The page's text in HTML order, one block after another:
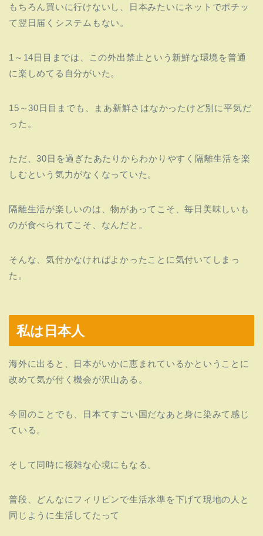
もちろん買いに行けないし、日本みたいにネットでポチッ
て翌日届くシステムもない。
1～14日目までは、この外出禁止という新鮮な環境を普通
に楽しめてる自分がいた。
15～30日目までも、まあ新鮮さはなかったけど別に平気だ
った。
ただ、30日を過ぎたあたりからわかりやすく隔離生活を楽
しむという気力がなくなっていた。
隔離生活が楽しいのは、物があってこそ、毎日美味しいも
のが食べられてこそ、なんだと。
そんな、気付かなければよかったことに気付いてしまっ
た。
私は日本人
海外に出ると、日本がいかに恵まれているかということに
改めて気が付く機会が沢山ある。
今回のことでも、日本てすごい国だなあと身に染みて感じ
ている。
そして同時に複雑な心境にもなる。
普段、どんなにフィリピンで生活水準を下げて現地の人と
同じように生活してたって